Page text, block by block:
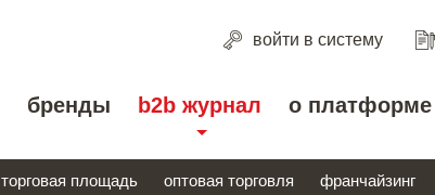
войти в систему
бренды b2b журнал о платформе
торговая площадь оптовая торговля франчайзинг